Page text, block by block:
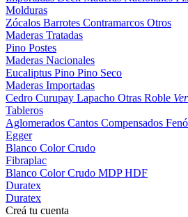
Molduras
Zócalos Barrotes Contramarcos Otros
Maderas Tratadas
Pino Postes
Maderas Nacionales
Eucaliptus Pino Pino Seco
Maderas Importadas
Cedro Curupay Lapacho Otras Roble
Tableros
Aglomerados Cantos Compensados
Egger
Blanco ColorCrudo
Fibraplac
Blanco ColorCrudo MDPHDF
Duratex
Duratex
Creá tu cuenta